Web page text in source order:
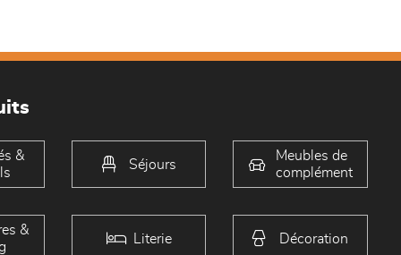
&
Séjours
Meubles de
complément
&
Literie Décoration